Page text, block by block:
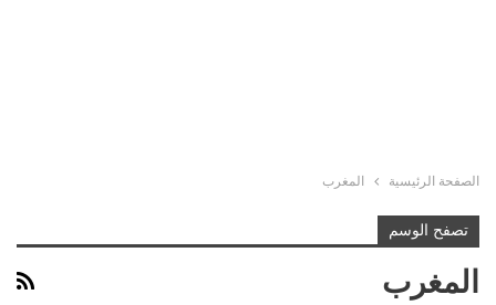
الصفحة الرئيسية المغرب
تصفح الوسم
المغرب